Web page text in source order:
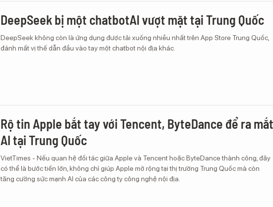
DeepSeek bị một chatbotAI vượt mặt tại Trung Quốc
DeepSeek không còn là ứng dụng được tải xuống nhiều nhất trên App Store Trung Quốc,
đánh mất vị thế dẫn đầu vào tay một chatbot nội địa khác.
Rộ tin Apple bắt tay với Tencent, ByteDance để ra mắt
AI tại Trung Quốc
VietTimes - Nếu quan hệ đối tác giữa Apple và Tencent hoặc ByteDance thành công, đây
có thể là bước tiến lớn, không chỉ giúp Apple mở rộng tại thị trường Trung Quốc mà còn
tăng cường sức mạnh AI của các công ty công nghệ nội địa.